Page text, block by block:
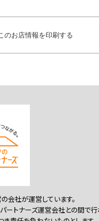
のお店情報を印刷する
会社が運営しています。
トナーズ運営会社との間で行